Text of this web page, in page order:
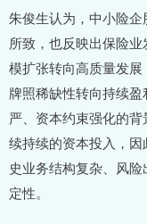
朱俊生认为，中小险
所致，也反映出保险
模扩张转向高质量发
牌照稀缺性转向持续
严、资本约束强化的
续持续的资本投入，
史业务结构复杂、风
定性。